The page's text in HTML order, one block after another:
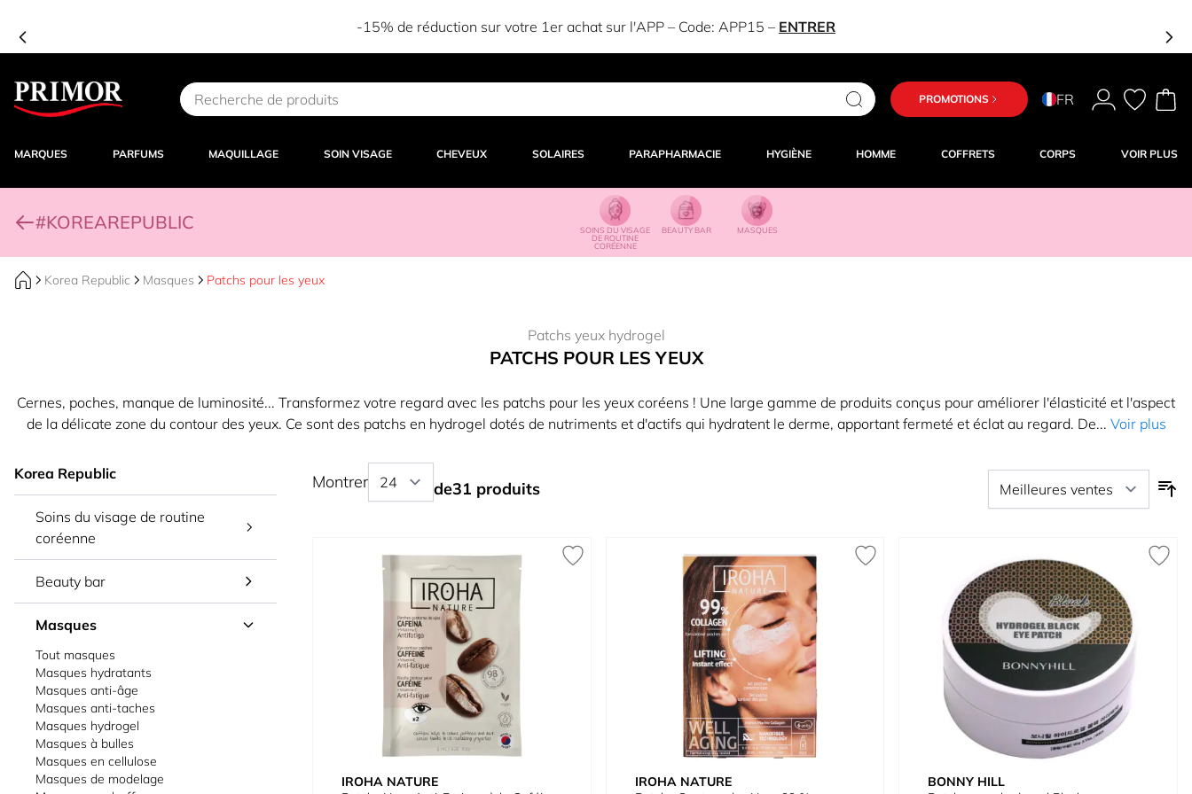
-15% de réduction sur votre 1er achat sur l'APP – Code: APP15 – ENTRER
Aller au contenu
PROMOTIONS FR
MARQUES PARFUMS MAQUILLAGE SOIN VISAGE CHEVEUX SOLAIRES PARAPHARMACIE HYGIÈNE HOMME COFFRETS CORPS VOIR PLUS
#KOREAREPUBLIC
SOINS DU VISAGE
DE ROUTINE
CORÉENNE
BEAUTY BAR MASQUES
Korea Republic Masques Patchs pour les yeux
Patchs yeux hydrogel
PATCHS POUR LES YEUX
Cernes, poches, manque de luminosité... Transformez votre regard avec les patchs pour les yeux coréens ! Une large gamme de produits conçus pour améliorer l'élasticité et l'aspect
de la délicate zone du contour des yeux. Ce sont des patchs en hydrogel dotés de nutriments et d'actifs qui hydratent le derme, apportant fermeté et éclat au regard. De... Voir plus
Korea Republic
Soins du visage de routine
coréenne
Beauty bar
Masques
Tout masques
Masques hydratants
Masques anti-âge
Masques anti-taches
Masques hydrogel
Masques à bulles
Masques en cellulose
Masques de modelage
Montrer de31 produits
IROHA NATURE
IROHA NATURE
BONNY HILL